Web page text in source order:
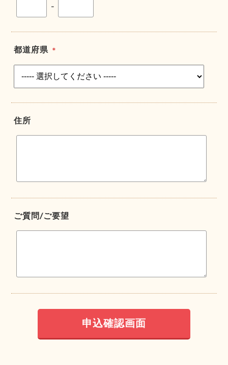
-
都道府県 ＊
住所
ご質問/ご要望